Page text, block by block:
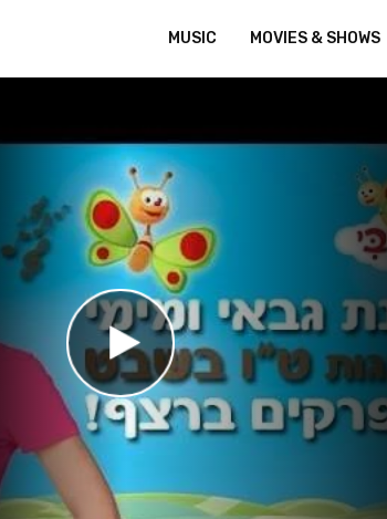
MUSIC MOVIES & SHOWS